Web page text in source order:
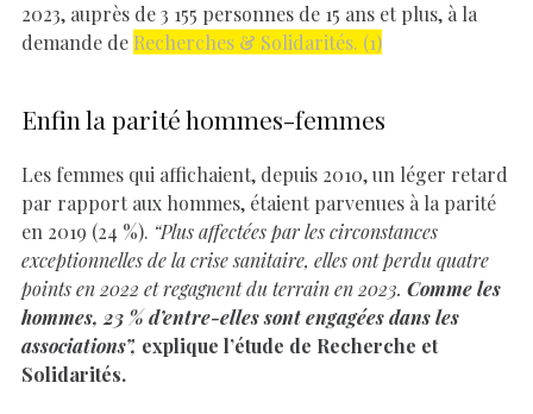
2023, auprès de 3 155 personnes de 15 ans et plus, à la
demande de Recherches & Solidarités. (1)
Enfin la parité hommes-femmes
Les femmes qui affichaient, depuis 2010, un léger retard
par rapport aux hommes, étaient parvenues à la parité
en 2019 (24 %). “Plus affectées par les circonstances
exceptionnelles de la crise sanitaire, elles ont perdu quatre
points en 2022 et regagnent du terrain en 2023. Comme les
hommes, 23 % d’entre-elles sont engagées dans les
associations”, explique l’étude de Recherche et
Solidarités.